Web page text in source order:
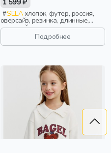
SELAхлопок, футер, россия,
оверсайз, резинка, длинные,
длинный рукав, манжета,
свободные, принт, вырез,
круглый вырез, мальчики, дети
Подробнее